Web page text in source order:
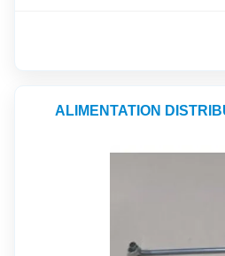
ALIMENTATION